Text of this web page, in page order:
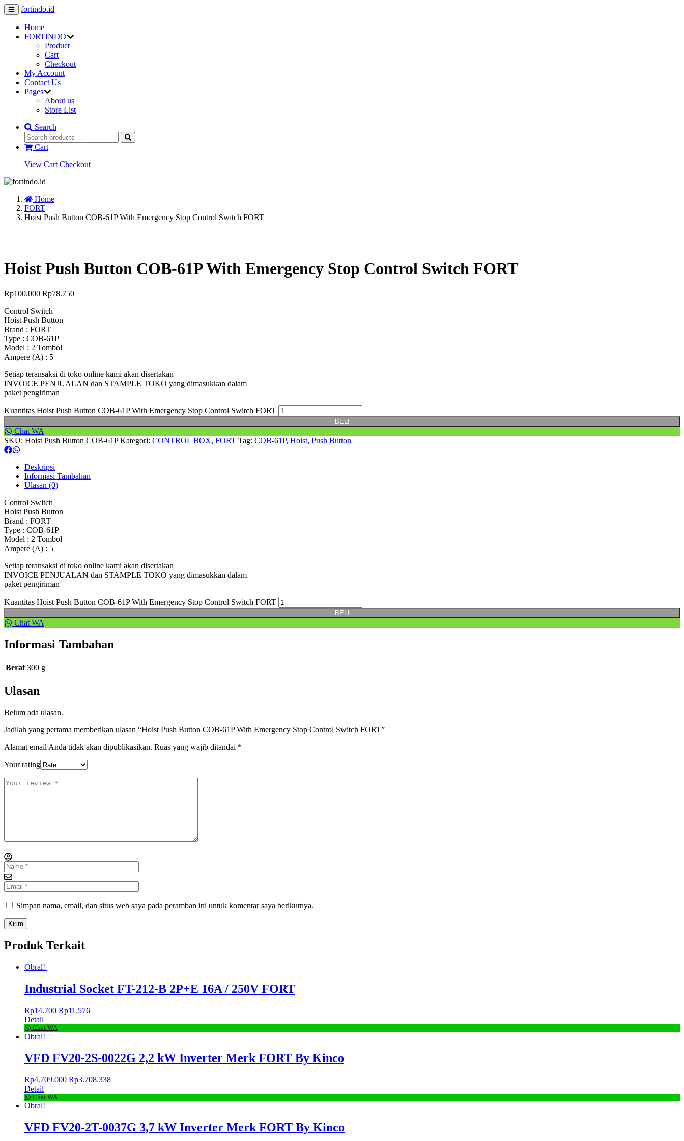
fortindo.id
Home
FORTINDO
Product
Cart
Checkout
My Account
Contact Us
Pages
About us
Store List
Search
Cart
View Cart Checkout
Home
FORT
Hoist Push Button COB-61P With Emergency Stop Control Switch FORT
Hoist Push Button COB-61P With Emergency Stop Control Switch FORT
Rp100.000 Rp78.750
Control Switch
Hoist Push Button
Brand : FORT
Type : COB-61P
Model : 2 Tombol
Ampere (A) : 5
Setiap teransaksi di toko online kami akan disertakan
INVOICE PENJUALAN dan STAMPLE TOKO yang dimasukkan dalam
paket pengiriman
Kuantitas Hoist Push Button COB-61P With Emergency Stop Control Switch FORT
BELI
Chat WA
SKU: Hoist Push Button COB-61P Kategori: CONTROL BOX, FORT Tag: COB-61P, Hoist, Push Button
Deskripsi
Informasi Tambahan
Ulasan (0)
Control Switch
Hoist Push Button
Brand : FORT
Type : COB-61P
Model : 2 Tombol
Ampere (A) : 5
Setiap teransaksi di toko online kami akan disertakan
INVOICE PENJUALAN dan STAMPLE TOKO yang dimasukkan dalam
paket pengiriman
Kuantitas Hoist Push Button COB-61P With Emergency Stop Control Switch FORT
BELI
Chat WA
Informasi Tambahan
Berat 300 g
Ulasan
Belum ada ulasan.
Jadilah yang pertama memberikan ulasan “Hoist Push Button COB-61P With Emergency Stop Control Switch FORT”
Alamat email Anda tidak akan dipublikasikan. Ruas yang wajib ditandai *
Your rating
Simpan nama, email, dan situs web saya pada peramban ini untuk komentar saya berikutnya.
Produk Terkait
Obral!
Industrial Socket FT-212-B 2P+E 16A / 250V FORT
Rp14.700 Rp11.576
Detail
Chat WA
Obral!
VFD FV20-2S-0022G 2,2 kW Inverter Merk FORT By Kinco
Rp4.709.000 Rp3.708.338
Detail
Chat WA
Obral!
VFD FV20-2T-0037G 3,7 kW Inverter Merk FORT By Kinco